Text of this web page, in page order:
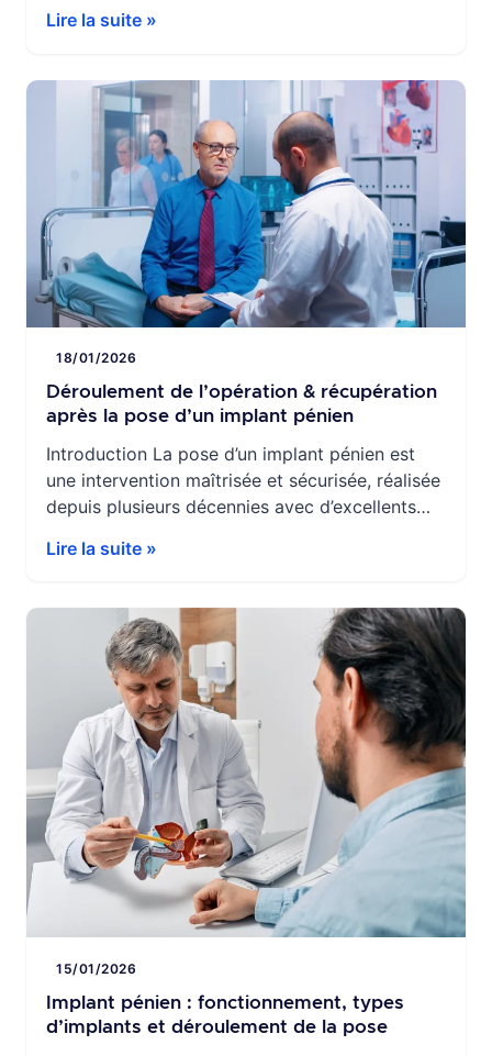
dans notre cas, ils restent très faibles. Je
temps d’expliquer calmement ce qui peut
arriver — et surtout la manière […]
Lire la suite »
18/01/2026
Déroulement de l’opération & récupération
après la pose d’un implant pénien
Introduction La pose d’un implant pénien est
une intervention maîtrisée et sécurisée, réalisée
depuis plusieurs décennies avec d’excellents
étape après un long parcours de traitements
Comprendre le déroulement complet de
l’opération, ainsi que les phases de
récupération, permet de préparer le patient et
Lire la suite »
15/01/2026
Implant pénien : fonctionnement, types
d’implants et déroulement de la pose